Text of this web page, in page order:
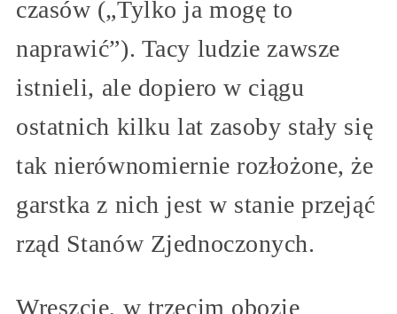
czasów („Tylko ja mogę to
naprawić”). Tacy ludzie zawsze
istnieli, ale dopiero w ciągu
ostatnich kilku lat zasoby stały się
tak nierównomiernie rozłożone, że
garstka z nich jest w stanie przejąć
rząd Stanów Zjednoczonych.
Wreszcie, w trzecim obozie